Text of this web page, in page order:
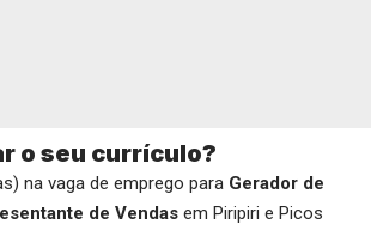
o seu currículo?
na vaga de emprego para Gerador de
de Vendas em Piripiri e Picos